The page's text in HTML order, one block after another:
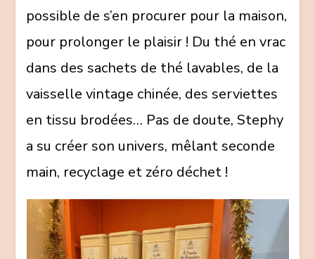
possible de s’en procurer pour la maison,
pour prolonger le plaisir ! Du thé en vrac
dans des sachets de thé lavables, de la
vaisselle vintage chinée, des serviettes
en tissu brodées… Pas de doute, Stephy
a su créer son univers, mêlant seconde
main, recyclage et zéro déchet !